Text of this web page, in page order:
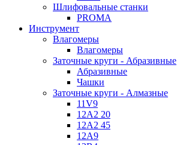
Шлифовальные станки
PROMA
Инструмент
Влагомеры
Влагомеры
Заточные круги - Абразивные
Абразивные
Чашки
Заточные круги - Алмазные
11V9
12A2 20
12A2 45
12A9